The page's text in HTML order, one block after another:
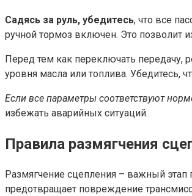
Садясь за руль, убедитесь, что все
ручной тормоз включен. Это позволит
Перед тем как переключать передачу,
уровня масла или топлива. Убедитесь,
Если все параметры соответствуют
избежать аварийных ситуаций.
Правила размягчения
Размягчение сцепления – важный
предотвращает повреждение